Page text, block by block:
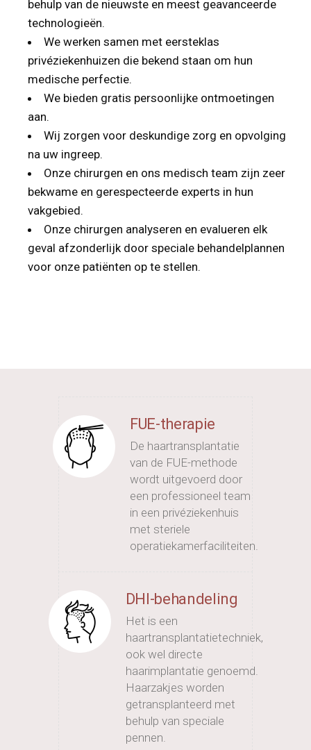
behulp van de nieuwste en meest geavanceerde
technologieën.
We werken samen met eersteklas
privéziekenhuizen die bekend staan om hun
medische perfectie.
We bieden gratis persoonlijke ontmoetingen
aan.
Wij zorgen voor deskundige zorg en opvolging
na uw ingreep.
Onze chirurgen en ons medisch team zijn zeer
bekwame en gerespecteerde experts in hun
vakgebied.
Onze chirurgen analyseren en evalueren elk
geval afzonderlijk door speciale behandelplannen
voor onze patiënten op te stellen.
FUE-therapie
De haartransplantatie
van de FUE-methode
wordt uitgevoerd door
een professioneel team
in een privéziekenhuis
met steriele
operatiekamerfaciliteiten.
DHI-behandeling
Het is een
haartransplantatietechniek,
ook wel directe
haarimplantatie genoemd.
Haarzakjes worden
getransplanteerd met
behulp van speciale
pennen.